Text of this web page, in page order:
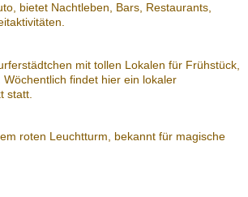
bietet Nachtleben, Bars, Restaurants,
mit tollen Lokalen für Frühstück,
findet hier ein lokaler
statt.
roten Leuchtturm, bekannt für magische